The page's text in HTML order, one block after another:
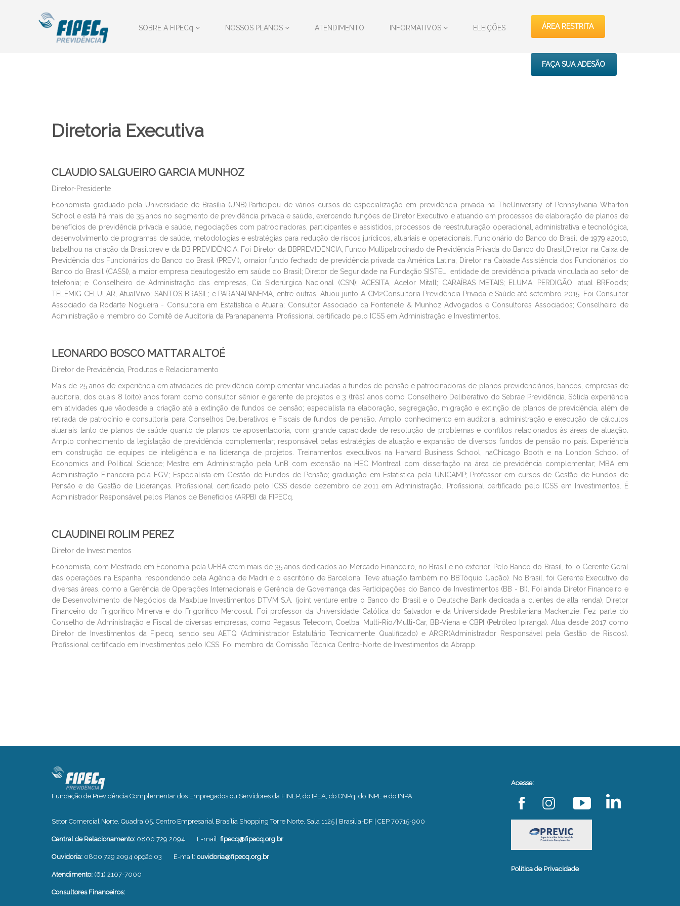
SOBRE A FIPECq NOSSOS PLANOS ATENDIMENTO INFORMATIVOS ELEIÇÕES ÁREA RESTRITA
FAÇA SUA ADESÃO
Diretoria Executiva
CLAUDIO SALGUEIRO GARCIA MUNHOZ
Diretor-Presidente
Economista graduado pela Universidade de Brasília (UNB).Participou de vários cursos de especialização em previdência privada na TheUniversity of Pennsylvania Wharton
School e está há mais de 35 anos no segmento de previdência privada e saúde, exercendo funções de Diretor Executivo e atuando em processos de elaboração de planos de
benefícios de previdência privada e saúde, negociações com patrocinadoras, participantes e assistidos, processos de reestruturação operacional, administrativa e tecnológica,
desenvolvimento de programas de saúde, metodologias e estratégias para redução de riscos jurídicos, atuariais e operacionais. Funcionário do Banco do Brasil de 1979 a2010,
trabalhou na criação da Brasilprev e da BB PREVIDÊNCIA. Foi Diretor da BBPREVIDÊNCIA, Fundo Multipatrocinado de Previdência Privada do Banco do Brasil;Diretor na Caixa de
Previdência dos Funcionários do Banco do Brasil (PREVI), omaior fundo fechado de previdência privada da América Latina; Diretor na Caixade Assistência dos Funcionários do
Banco do Brasil (CASSI), a maior empresa deautogestão em saúde do Brasil; Diretor de Seguridade na Fundação SISTEL, entidade de previdência privada vinculada ao setor de
telefonia; e Conselheiro de Administração das empresas, Cia Siderúrgica Nacional (CSN); ACESITA, Acelor Mitall; CARAÍBAS METAIS; ELUMA; PERDIGÃO, atual BRFoods;
TELEMIG CELULAR, AtualVivo; SANTOS BRASIL; e PARANAPANEMA, entre outras. Atuou junto A CM2Consultoria Previdência Privada e Saúde até setembro 2015. Foi Consultor
Associado da Rodarte Nogueira - Consultoria em Estatística e Atuaria; Consultor Associado da Fontenele & Munhoz Advogados e Consultores Associados; Conselheiro de
Administração e membro do Comitê de Auditoria da Paranapanema. Profissional certificado pelo ICSS em Administração e Investimentos.
LEONARDO BOSCO MATTAR ALTOÉ
Diretor de Previdência, Produtos e Relacionamento
Mais de 25 anos de experiência em atividades de previdência complementar vinculadas a fundos de pensão e patrocinadoras de planos previdenciários, bancos, empresas de
auditoria, dos quais 8 (oito) anos foram como consultor sênior e gerente de projetos e 3 (três) anos como Conselheiro Deliberativo do Sebrae Previdência. Sólida experiência
em atividades que vãodesde a criação até a extinção de fundos de pensão; especialista na elaboração, segregação, migração e extinção de planos de previdência, além de
retirada de patrocínio e consultoria para Conselhos Deliberativos e Fiscais de fundos de pensão. Amplo conhecimento em auditoria, administração e execução de cálculos
atuariais tanto de planos de saúde quanto de planos de aposentadoria, com grande capacidade de resolução de problemas e conflitos relacionados às áreas de atuação.
Amplo conhecimento da legislação de previdência complementar; responsável pelas estratégias de atuação e expansão de diversos fundos de pensão no país. Experiência
em construção de equipes de inteligência e na liderança de projetos. Treinamentos executivos na Harvard Business School, naChicago Booth e na London School of
Economics and Political Science; Mestre em Administração pela UnB com extensão na HEC Montreal com dissertação na área de previdência complementar; MBA em
Administração Financeira pela FGV; Especialista em Gestão de Fundos de Pensão; graduação em Estatística pela UNICAMP; Professor em cursos de Gestão de Fundos de
Pensão e de Gestão de Lideranças. Profissional certificado pelo ICSS desde dezembro de 2011 em Administração. Profissional certificado pelo ICSS em Investimentos. É
Administrador Responsável pelos Planos de Benefícios (ARPB) da FIPECq.
CLAUDINEI ROLIM PEREZ
Diretor de Investimentos
Economista, com Mestrado em Economia pela UFBA etem mais de 35 anos dedicados ao Mercado Financeiro, no Brasil e no exterior. Pelo Banco do Brasil, foi o Gerente Geral
das operações na Espanha, respondendo pela Agência de Madri e o escritório de Barcelona. Teve atuação também no BBTóquio (Japão). No Brasil, foi Gerente Executivo de
diversas áreas, como a Gerência de Operações Internacionais e Gerência de Governança das Participações do Banco de Investimentos (BB - BI). Foi ainda Diretor Financeiro e
de Desenvolvimento de Negócios da Maxblue Investimentos DTVM S.A. (joint venture entre o Banco do Brasil e o Deutsche Bank dedicada a clientes de alta renda), Diretor
Financeiro do Frigorífico Minerva e do Frigorífico Mercosul. Foi professor da Universidade Católica do Salvador e da Universidade Presbiteriana Mackenzie. Fez parte do
Conselho de Administração e Fiscal de diversas empresas, como Pegasus Telecom, Coelba, Multi-Rio/Multi-Car, BB-Viena e CBPI (Petróleo Ipiranga). Atua desde 2017 como
Diretor de Investimentos da Fipecq, sendo seu AETQ (Administrador Estatutário Tecnicamente Qualificado) e ARGR(Administrador Responsável pela Gestão de Riscos).
Profissional certificado em Investimentos pelo ICSS. Foi membro da Comissão Técnica Centro-Norte de Investimentos da Abrapp.
Fundação de Previdência Complementar dos Empregados ou Servidores da FINEP, do IPEA, do CNPq, do INPE e do INPA
Setor Comercial Norte. Quadra 05. Centro Empresarial Brasília Shopping Torre Norte, Sala 1125 | Brasilia-DF | CEP 70715-900
Central de Relacionamento: 0800 729 2094 E-mail: fipecq@fipecq.org.br
Ouvidoria: 0800 729 2094 opção 03 E-mail: ouvidoria@fipecq.org.br
Atendimento: (61) 2107-7000
Consultores Financeiros:
Acesse:
Política de Privacidade